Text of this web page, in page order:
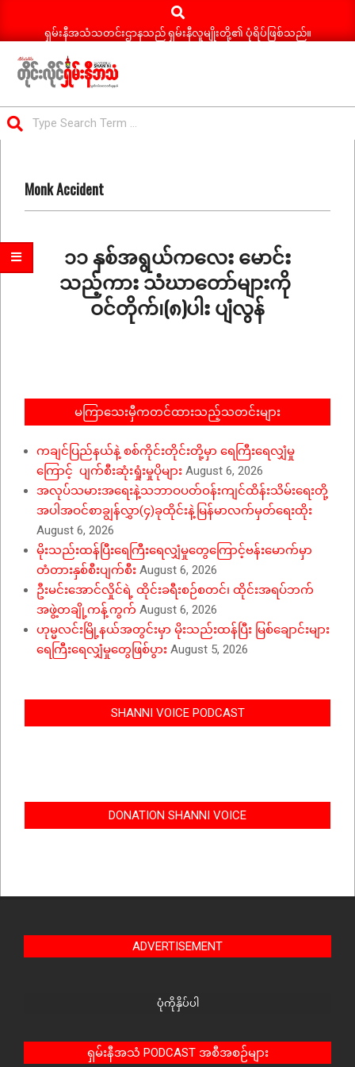
Search
ရှမ်းနီအသံသတင်းဌာနသည် ရှမ်းနီလူမျိုးတို့၏ ပုံရိပ်ဖြစ်သည်။
ရှမ်း
နီ
သတင်း
MenuMonk Accident
၁၁ နှစ်အရွယ်ကလေး မောင်း
သည့်ကား သံဃာတော်များကို
ဝင်တိုက်၊(၈)ပါး ပျံလွန်
မကြာသေးမှီကတင်ထားသည့်သတင်းများ
ကချင်ပြည်နယ်နဲ့ စစ်ကိုင်းတိုင်းတို့မှာ ရေကြီးရေလျှံမှု
ကြောင့် ပျက်စီးဆုံးရှုံးမှုပိုများ August 6, 2026
အလုပ်သမားအရေးနဲ့သဘာဝပတ်ဝန်းကျင်ထိန်းသိမ်းရေးတို့
အပါအဝင်စာချွန်လွှာ(၄)ခုထိုင်းနဲ့မြန်မာလက်မှတ်ရေးထိုး
August 6, 2026
မိုးသည်းထန်ပြီးရေကြီးရေလျှံမှုတွေကြောင့်ဗန်းမောက်မှာ
တံတားနှစ်စီးပျက်စီး August 6, 2026
ဦးမင်းအောင်လှိုင်ရဲ့ ထိုင်းခရီးစဉ်စတင်၊ ထိုင်းအရပ်ဘက်
အဖွဲ့တချို့ကန့်ကွက် August 6, 2026
ဟုမ္မလင်းမြို့နယ်အတွင်းမှာ မိုးသည်းထန်ပြီး မြစ်ချောင်းများ
ရေကြီးရေလျှံမှုတွေဖြစ်ပွား August 5, 2026
SHANNI VOICE PODCAST
DONATION SHANNI VOICE
ADVERTISEMENT
ပုံကိုနှိပ်ပါ
ရှမ်းနီအသံ PODCAST အစီအစဉ်များ